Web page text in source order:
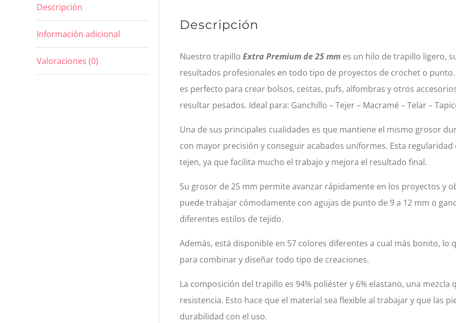
Descripción
Información adicional
Valoraciones (0)
Descripción
Nuestro trapillo Extra Premium de 25 mm es un hilo de trapillo ligero,
resultados profesionales en todo tipo de proyectos de crochet o
es perfecto para crear bolsos, cestas, pufs, alfombras y otros
resultar pesados. Ideal para: Ganchillo – Tejer – Macramé – Telar –
Una de sus principales cualidades es que mantiene el mismo grosor
con mayor precisión y conseguir acabados uniformes. Esta
tejen, ya que facilita mucho el trabajo y mejora el resultado final.
Su grosor de 25 mm permite avanzar rápidamente en los proyectos y
puede trabajar cómodamente con agujas de punto de 9 a 12 mm o
diferentes estilos de tejido.
Además, está disponible en 57 colores diferentes a cual más bonito, lo
para combinar y diseñar todo tipo de creaciones.
La composición del trapillo es 94% poliéster y 6% elastano, una
resistencia. Esto hace que el material sea flexible al trabajar y que las
durabilidad con el uso.